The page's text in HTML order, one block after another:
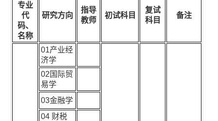
专业
代
码、
名称
研究方向
指导
教师
初试科目
复试
科目
备注
01产业经
济学
02国际贸
易学
03金融学
04 财税